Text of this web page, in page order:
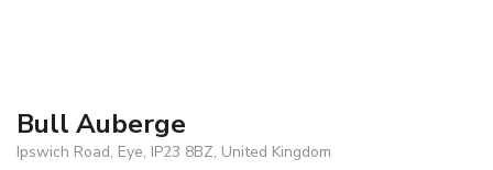
Bull Auberge
Ipswich Road, Eye, IP23 8BZ, United Kingdom